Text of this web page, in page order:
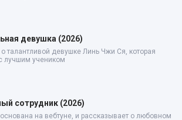
девушка (2026)
о талантливой девушке Линь Чжи Ся, которая
лучшим учеником
сотрудник (2026)
на вебтуне, и рассказывает о любовном